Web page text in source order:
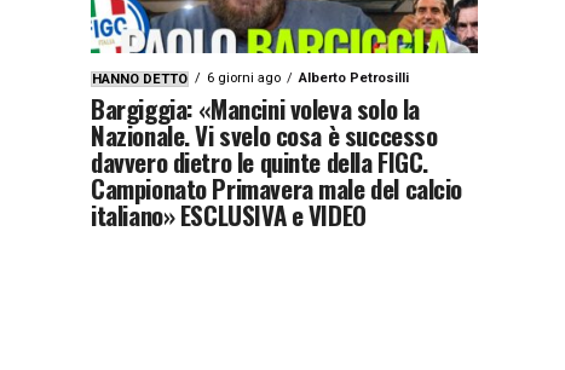
HANNO DETTO 6 giorni ago Alberto Petrosilli
Bargiggia: «Mancini voleva solo la
Nazionale. Vi svelo cosa è successo
davvero dietro le quinte della FIGC.
Campionato Primavera male del calcio
italiano» ESCLUSIVA e VIDEO